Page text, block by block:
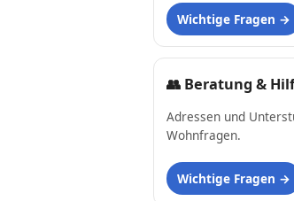
Wichtige Fragen
👥 Beratung &
Adressen und
Wohnfragen.
Wichtige Fragen